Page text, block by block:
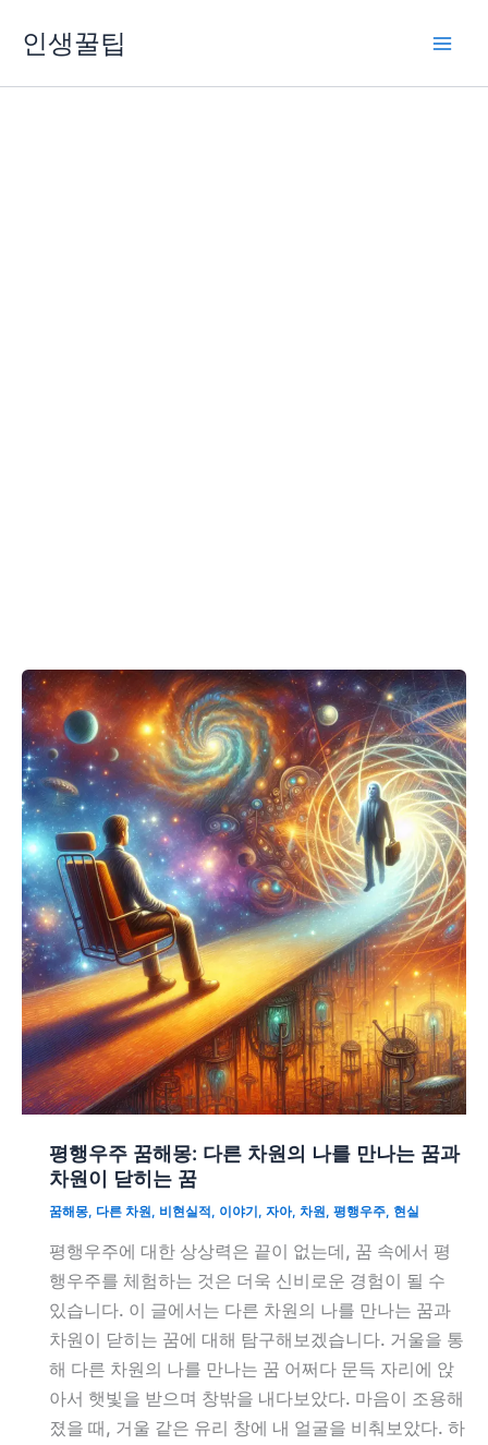
인생꿀팁
평행우주 꿈해몽: 다른 차원의 나를 만나는 꿈과
차원이 닫히는 꿈
꿈해몽, 다른 차원, 비현실적 , 이야기 , 자아, 차원, 평행우주, 현실
평행우주에 대한 상상력은 끝이 없는데, 꿈 속에서 평
행우주를 체험하는 것은 더욱 신비로운 경험이 될 수
있습니다. 이 글에서는 다른 차원의 나를 만나는 꿈과
차원이 닫히는 꿈에 대해 탐구해보겠습니다. 거울을 통
해 다른 차원의 나를 만나는 꿈 어쩌다 문득 자리에 앉
아서 햇빛을 받으며 창밖을 내다보았다. 마음이 조용해
졌을 때, 거울 같은 유리 창에 내 얼굴을 비춰보았다. 하